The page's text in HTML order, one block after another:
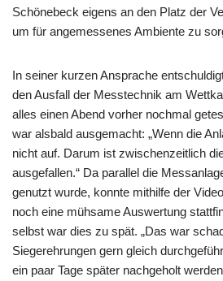
Schönebeck eigens an den Platz der
um für angemessenes Ambiente zu
In seiner kurzen Ansprache
den Ausfall der Messtechnik am
alles einen Abend vorher nochmal
war alsbald ausgemacht: „Wenn die
nicht auf. Darum ist zwischenzeitlich
ausgefallen.“ Da parallel die
genutzt wurde, konnte mithilfe der
noch eine mühsame Auswertung
selbst war dies zu spät. „Das war
Siegerehrungen gern gleich
ein paar Tage später nachgeholt